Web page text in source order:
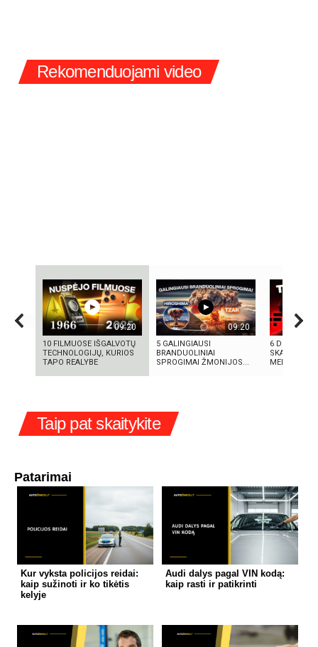
Rekomenduojami video
09:20
10 FILMUOSE IŠGALVOTŲ
TECHNOLOGIJŲ, KURIOS
TAPO REALYBE
09:20
5 GALINGIAUSI
BRANDUOLINIAI
SPROGIMAI ŽMONIJOS...
6 DIDŽIAUSI
SKANDALAI:
MELAI IR
Taip pat skaitykite
Patarimai
Kur vyksta policijos reidai:
kaip sužinoti ir ko tikėtis
kelyje
Audi dalys pagal VIN kodą:
kaip rasti ir patikrinti